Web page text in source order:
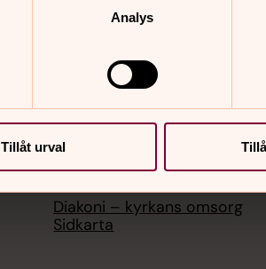
Analys
Tillåt urval
Hitta snabbt
Diakoni – kyrkans omsorg
Sidkarta